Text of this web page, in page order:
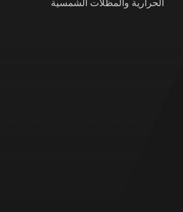
الحرارية والمظلات الشمسية